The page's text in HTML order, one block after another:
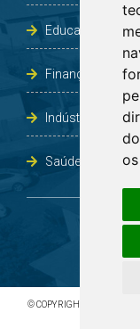
Educação,
Finanças
Indústria,
Saúde
© COPYRIGHT 2026 - TODOS